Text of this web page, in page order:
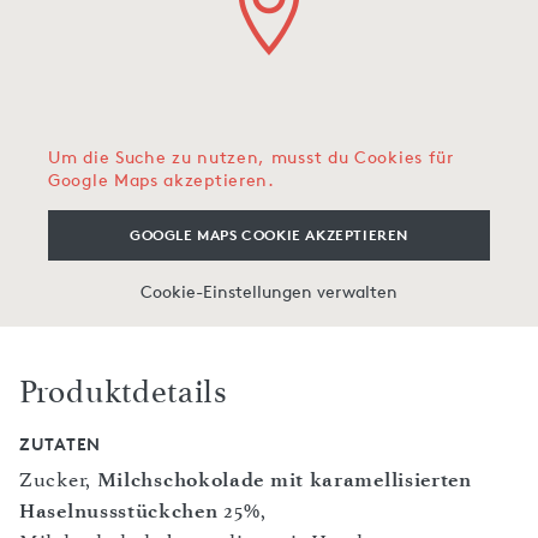
Um die Suche zu nutzen, musst du Cookies für
Google Maps akzeptieren.
GOOGLE MAPS COOKIE AKZEPTIEREN
Cookie-Einstellungen verwalten
Produktdetails
ZUTATEN
Zucker, Milchschokolade mit karamellisierten
Haselnussstückchen 25%,